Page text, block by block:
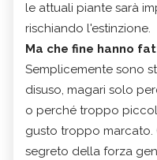
le attuali piante sarà
rischiando l'estinzione.
Ma che fine hanno
Semplicemente sono
disuso, magari solo
o perché troppo
gusto troppo marcato.
segreto della forza